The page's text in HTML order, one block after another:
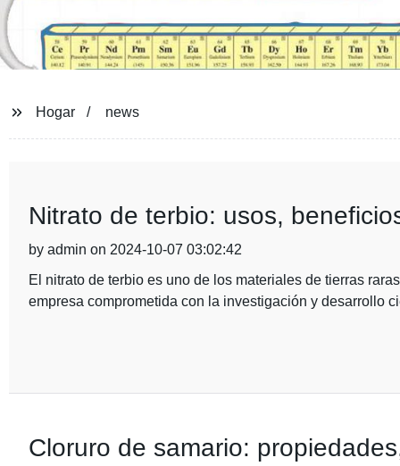
Hogar news
Nitrato de terbio: usos,
by admin on 2024-10-07 03:02:42
El nitrato de terbio es uno de los materiales de tierras
empresa comprometida con la investigación y desarrollo
Cloruro de samario: